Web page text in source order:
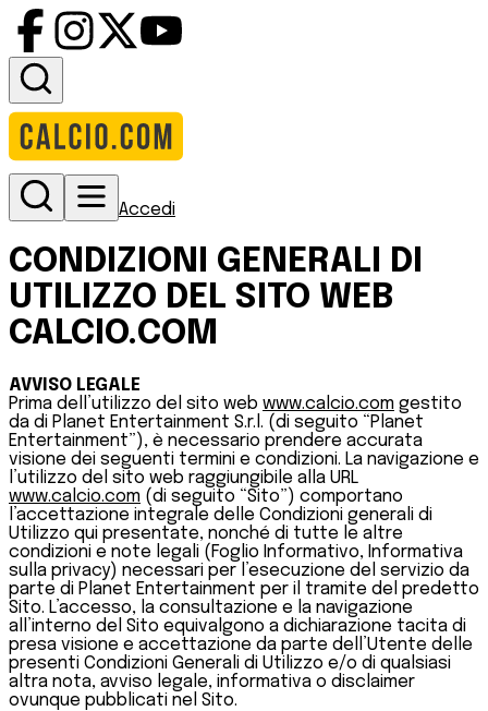
Accedi
CONDIZIONI GENERALI DI
UTILIZZO DEL SITO WEB
CALCIO.COM
AVVISO LEGALE
Prima dell’utilizzo del sito web www.calcio.com gestito
da di Planet Entertainment S.r.l. (di seguito “Planet
Entertainment”), è necessario prendere accurata
visione dei seguenti termini e condizioni. La navigazione e
l’utilizzo del sito web raggiungibile alla URL
www.calcio.com (di seguito “Sito”) comportano
l’accettazione integrale delle Condizioni generali di
Utilizzo qui presentate, nonché di tutte le altre
condizioni e note legali (Foglio Informativo, Informativa
sulla privacy) necessari per l’esecuzione del servizio da
parte di Planet Entertainment per il tramite del predetto
Sito. L’accesso, la consultazione e la navigazione
all’interno del Sito equivalgono a dichiarazione tacita di
presa visione e accettazione da parte dell’Utente delle
presenti Condizioni Generali di Utilizzo e/o di qualsiasi
altra nota, avviso legale, informativa o disclaimer
ovunque pubblicati nel Sito.